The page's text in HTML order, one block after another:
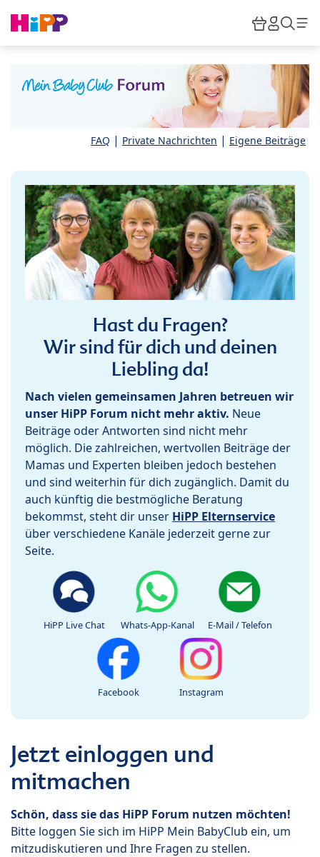
HiPP
FAQ | Private Nachrichten | Eigene Beiträge
Hast du Fragen?
Wir sind für dich und deinen
Liebling da!
Nach vielen gemeinsamen Jahren betreuen wir
unser HiPP Forum nicht mehr aktiv. Neue
Beiträge oder Antworten sind nicht mehr
möglich. Die zahlreichen, wertvollen Beiträge der
Mamas und Experten bleiben jedoch bestehen
und sind weiterhin für dich zugänglich. Damit du
auch künftig die bestmögliche Beratung
bekommst, steht dir unser HiPP Elternservice
über verschiedene Kanäle jederzeit gerne zur
Seite.
HiPP Live Chat Whats-App-Kanal E-Mail / Telefon
Facebook Instagram
Jetzt einloggen und
mitmachen
Schön, dass sie das HiPP Forum nutzen möchten!
Bitte loggen Sie sich im HiPP Mein BabyClub ein, um
mitzudiskutieren und Ihre Fragen zu stellen.